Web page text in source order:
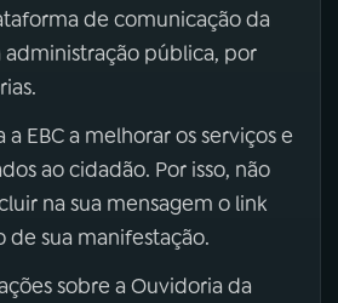
de comunicação da
pública, por
EBC a melhorar os serviços e
ao cidadão. Por isso, não
na sua mensagem o link
sua manifestação.
sobre a Ouvidoria da